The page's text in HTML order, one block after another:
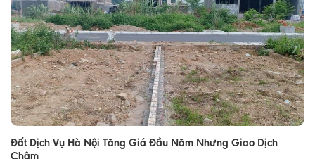
Đất Dịch Vụ Hà Nội Tăng Giá Đầu Năm Nhưng Giao Dịch